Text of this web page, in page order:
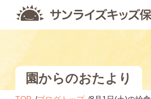
園からのおたより